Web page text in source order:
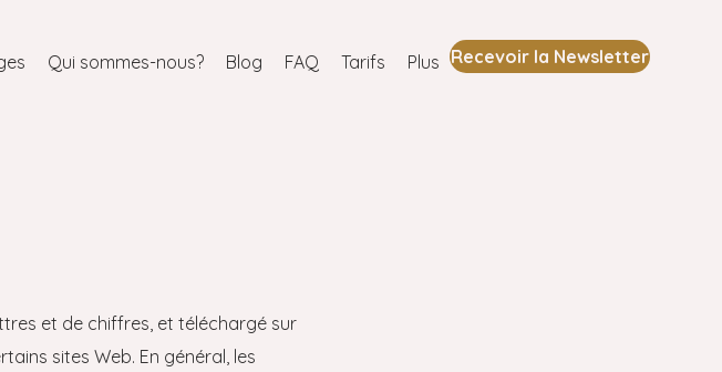
Qui sommes-nous? Blog FAQ Tarifs Plus Recevoir la Newsletter
et de chiffres, et téléchargé sur
sites Web. En général, les